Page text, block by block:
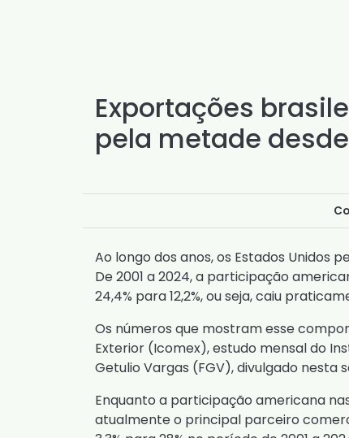
Exportações
pela metade desde
Ao longo dos anos, os Estados Unidos
De 2001 a 2024, a participação
24,4% para 12,2%, ou seja, caiu
Os números que mostram esse
Exterior (Icomex), estudo mensal do
Getulio Vargas (FGV), divulgado nesta
Enquanto a participação americana
atualmente o principal parceiro